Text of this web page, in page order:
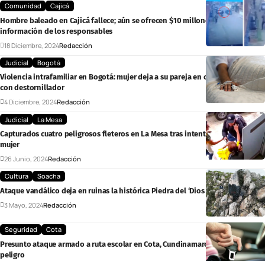
Comunidad
Cajicá
Hombre baleado en Cajicá fallece; aún se ofrecen $10 millones por
información de los responsables
18 Diciembre, 2024Redacción
Judicial
Bogotá
Violencia intrafamiliar en Bogotá: mujer deja a su pareja en coma tras ataque
con destornillador
4 Diciembre, 2024Redacción
Judicial
La Mesa
Capturados cuatro peligrosos fleteros en La Mesa tras intentar atracar a una
mujer
26 Junio, 2024Redacción
Cultura
Soacha
Ataque vandálico deja en ruinas la histórica Piedra del ‘Dios Varón’ en Soacha
3 Mayo, 2024Redacción
Seguridad
Cota
Presunto ataque armado a ruta escolar en Cota, Cundinamarca; 21 niños en
peligro